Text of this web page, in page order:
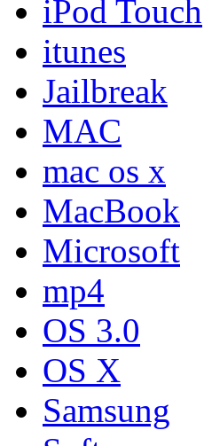
iPod Touch
itunes
Jailbreak
MAC
mac os x
MacBook
Microsoft
mp4
OS 3.0
OS X
Samsung